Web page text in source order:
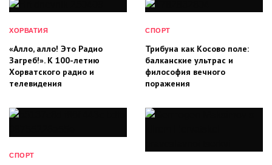
ХОРВАТИЯ
«Алло, алло! Это Радио
Загреб!». К 100-летию
Хорватского радио и
телевидения
СПОРТ
Трибуна как Косово поле:
балканские ультрас и
философия вечного
поражения
СПОРТ